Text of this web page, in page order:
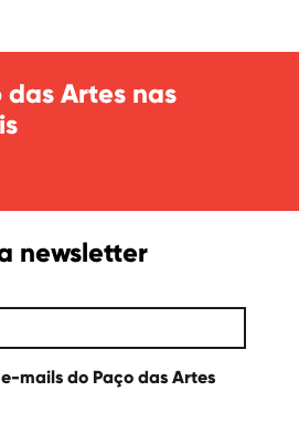
das Artes nas
newsletter
mails do Paço das Artes